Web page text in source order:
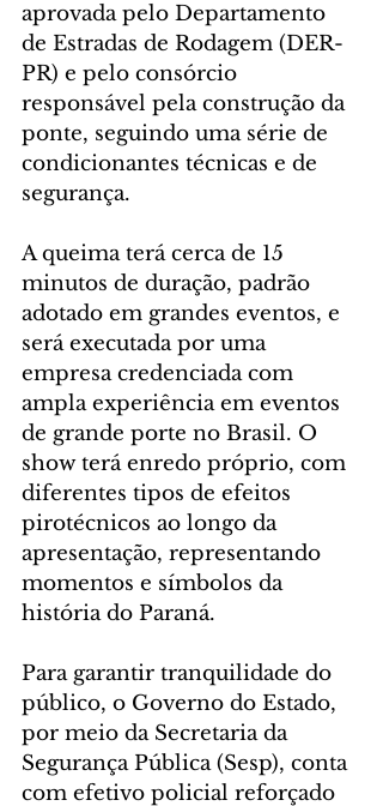
aprovada pelo Departamento
de Estradas de Rodagem (DER-
PR) e pelo consórcio
responsável pela construção da
ponte, seguindo uma série de
condicionantes técnicas e de
segurança.
A queima terá cerca de 15
minutos de duração, padrão
adotado em grandes eventos, e
será executada por uma
empresa credenciada com
ampla experiência em eventos
de grande porte no Brasil. O
show terá enredo próprio, com
diferentes tipos de efeitos
pirotécnicos ao longo da
apresentação, representando
momentos e símbolos da
história do Paraná.
Para garantir tranquilidade do
público, o Governo do Estado,
por meio da Secretaria da
Segurança Pública (Sesp), conta
com efetivo policial reforçado